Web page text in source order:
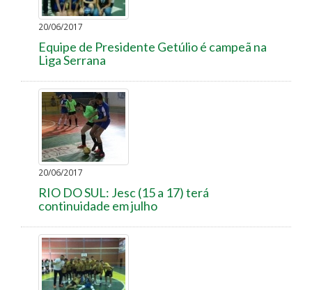
20/06/2017
Equipe de Presidente Getúlio é campeã na
Liga Serrana
20/06/2017
RIO DO SUL: Jesc (15 a 17) terá
continuidade em julho